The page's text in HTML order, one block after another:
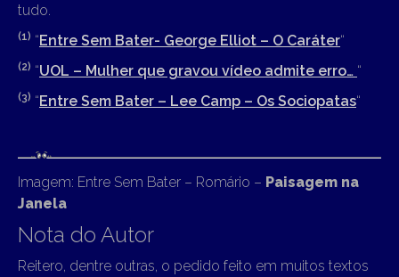
tudo.
(1) “Entre Sem Bater- George Elliot – O Caráter“
(2) “UOL – Mulher que gravou vídeo admite erro… “
(3) “Entre Sem Bater – Lee Camp – Os Sociopatas“
Imagem: Entre Sem Bater – Romário – Paisagem na
Janela
Nota do Autor
Reitero, dentre outras, o pedido feito em muitos textos